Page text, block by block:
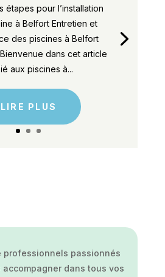
étapes pour l’installation
à Belfort Entretien et
des piscines à Belfort
dans cet article
aux piscines à...
LIRE PLUS
professionnels passionnés
dans tous vos